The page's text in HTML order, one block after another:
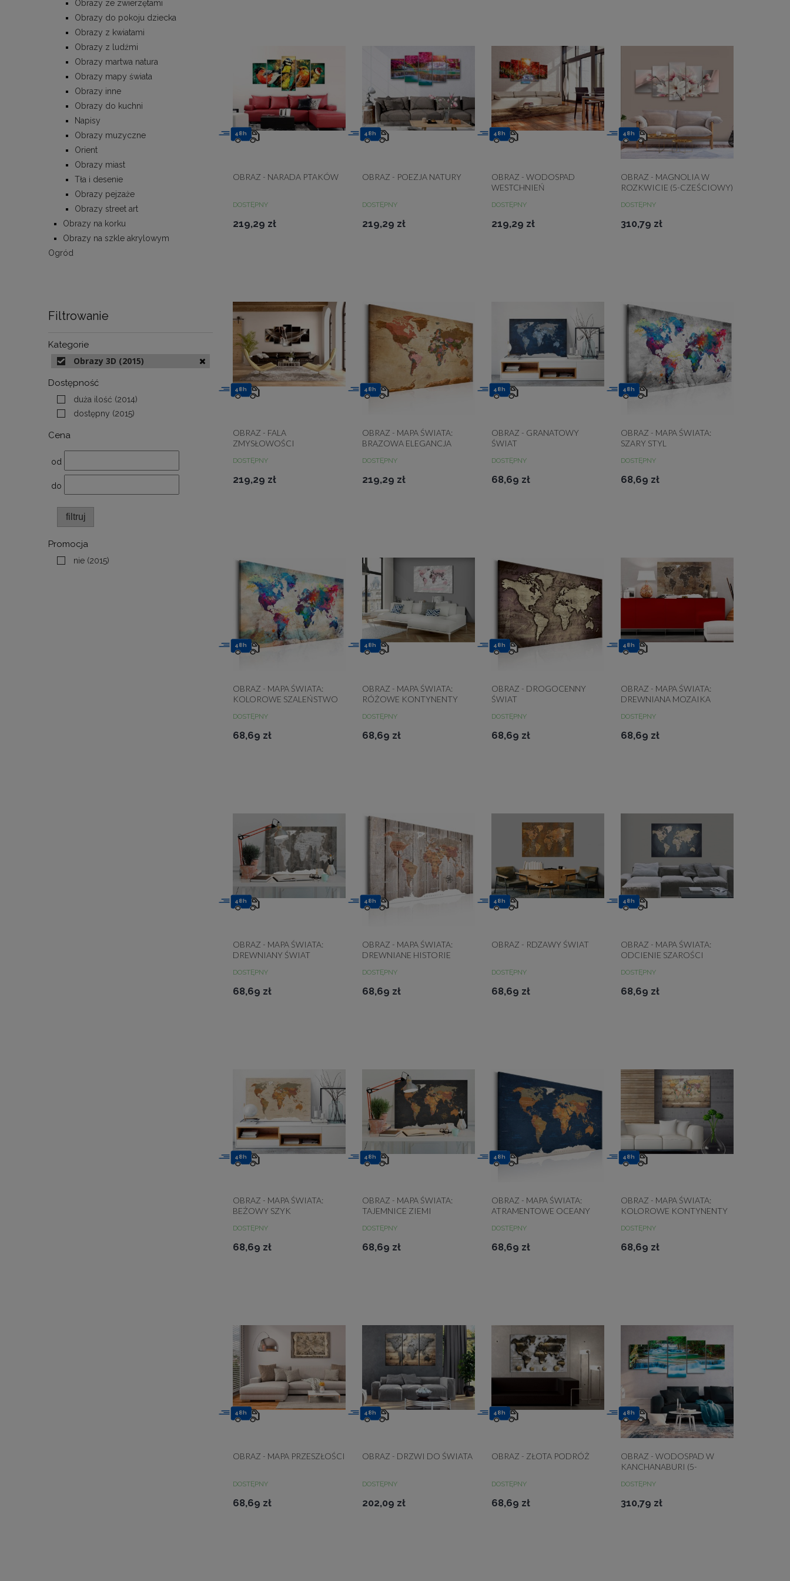
Obrazy ze zwierzętami
Obrazy do pokoju dziecka
Obrazy z kwiatami
Obrazy z ludźmi
Obrazy martwa natura
Obrazy mapy świata
Obrazy inne
Obrazy do kuchni
Napisy
Obrazy muzyczne
Orient
Obrazy miast
Tła i desenie
Obrazy pejzaże
Obrazy street art
Obrazy na korku
Obrazy na szkle akrylowym
Ogród
Filtrowanie
Kategorie
Obrazy 3D (2015)
Dostępność
duża ilość (2014)
dostępny (2015)
Cena
od
do
filtruj
Promocja
nie (2015)
OBRAZ - NARADA PTAKÓW
DOSTĘPNY
219,29 zł
48h
OBRAZ - POEZJA NATURY
DOSTĘPNY
219,29 zł
48h
OBRAZ - WODOSPAD
WESTCHNIEŃ
DOSTĘPNY
219,29 zł
48h
OBRAZ - MAGNOLIA W
ROZKWICIE (5-CZĘŚCIOWY)
DOSTĘPNY
310,79 zł
48h
OBRAZ - FALA
ZMYSŁOWOŚCI
DOSTĘPNY
219,29 zł
48h
OBRAZ - MAPA ŚWIATA:
BRĄZOWA ELEGANCJA
DOSTĘPNY
219,29 zł
48h
OBRAZ - GRANATOWY
ŚWIAT
DOSTĘPNY
68,69 zł
48h
OBRAZ - MAPA ŚWIATA:
SZARY STYL
DOSTĘPNY
68,69 zł
48h
OBRAZ - MAPA ŚWIATA:
KOLOROWE SZALEŃSTWO
DOSTĘPNY
68,69 zł
48h
OBRAZ - MAPA ŚWIATA:
RÓŻOWE KONTYNENTY
DOSTĘPNY
68,69 zł
48h
OBRAZ - DROGOCENNY
ŚWIAT
DOSTĘPNY
68,69 zł
48h
OBRAZ - MAPA ŚWIATA:
DREWNIANA MOZAIKA
DOSTĘPNY
68,69 zł
48h
OBRAZ - MAPA ŚWIATA:
DREWNIANY ŚWIAT
DOSTĘPNY
68,69 zł
48h
OBRAZ - MAPA ŚWIATA:
DREWNIANE HISTORIE
DOSTĘPNY
68,69 zł
48h
OBRAZ - RDZAWY ŚWIAT
DOSTĘPNY
68,69 zł
48h
OBRAZ - MAPA ŚWIATA:
ODCIENIE SZAROŚCI
DOSTĘPNY
68,69 zł
48h
OBRAZ - MAPA ŚWIATA:
BEŻOWY SZYK
DOSTĘPNY
68,69 zł
48h
OBRAZ - MAPA ŚWIATA:
TAJEMNICE ZIEMI
DOSTĘPNY
68,69 zł
48h
OBRAZ - MAPA ŚWIATA:
ATRAMENTOWE OCEANY
DOSTĘPNY
68,69 zł
48h
OBRAZ - MAPA ŚWIATA:
KOLOROWE KONTYNENTY
DOSTĘPNY
68,69 zł
48h
OBRAZ - MAPA PRZESZŁOŚCI
DOSTĘPNY
68,69 zł
48h
OBRAZ - DRZWI DO ŚWIATA
DOSTĘPNY
202,09 zł
48h
OBRAZ - ZŁOTA PODRÓŻ
DOSTĘPNY
68,69 zł
48h
OBRAZ - WODOSPAD W
KANCHANABURI (5-
DOSTĘPNY
310,79 zł
48h